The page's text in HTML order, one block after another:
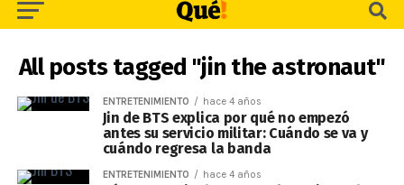
All posts tagged "jin the astronaut"
ENTRETENIMIENTO hace 4 años
Jin de BTS explica por qué no empezó
antes su servicio militar: Cuándo se va y
cuándo regresa la banda
ENTRETENIMIENTO hace 4 años